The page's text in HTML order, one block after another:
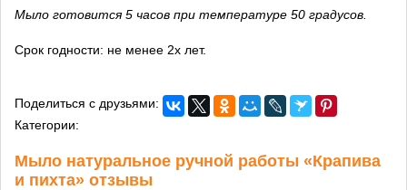
Мыло готовится 5 часов при температуре 50 градусов.
Срок годности: не менее 2х лет.
Поделиться с друзьями:
Категории:
Мыло натуральное ручной работы «Крапива
и пихта» отзывы